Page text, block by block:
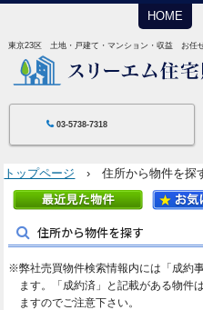
HOME
東京23区 土地・戸建て・マンション・収益 お任
03-5738-7318
トップページ › 住所から物件を探
住所から物件を探す
※弊社売買物件検索情報内には「成約
ます。「成約済」と記載がある物件
ますのでご注意下さい。